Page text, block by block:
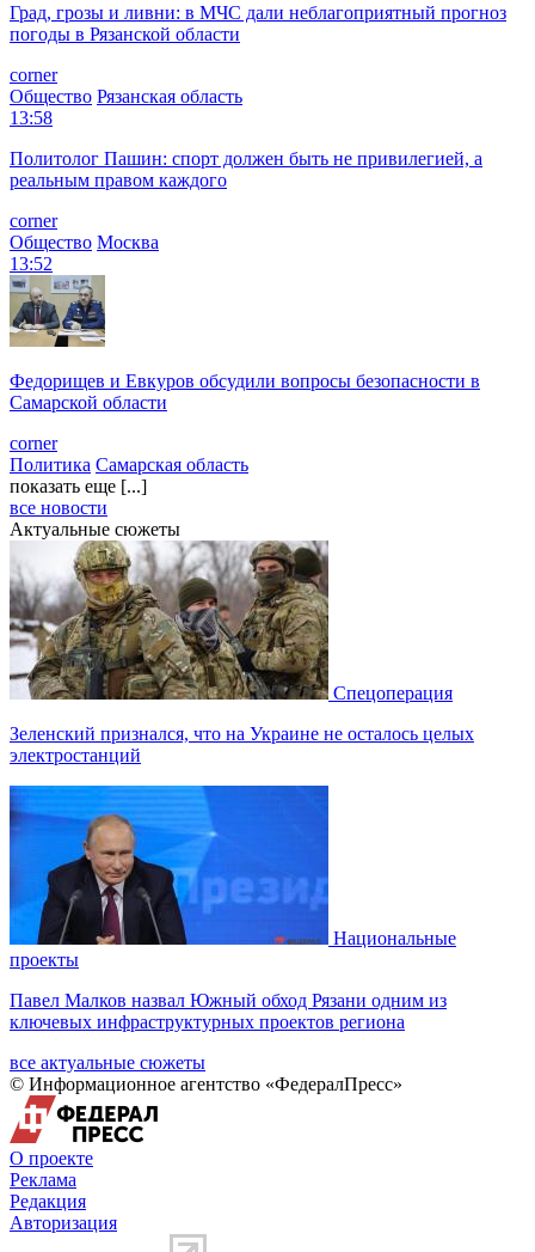
Град, грозы и ливни: в МЧС дали неблагоприятный прогноз
погоды в Рязанской области
corner
Общество Рязанская область
13:58
Политолог Пашин: спорт должен быть не привилегией, а
реальным правом каждого
corner
Общество Москва
13:52
Федорищев и Евкуров обсудили вопросы безопасности в
Самарской области
corner
Политика Самарская область
показать еще [...]
все новости
Актуальные сюжеты
Спецоперация
Зеленский признался, что на Украине не осталось целых
электростанций
Национальные
проекты
Павел Малков назвал Южный обход Рязани одним из
ключевых инфраструктурных проектов региона
все актуальные сюжеты
© Информационное агентство «ФедералПресс»
О проекте
Реклама
Редакция
Авторизация